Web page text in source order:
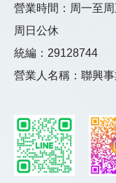
營業時間： 周一至
周日公休
統編：29128744
營業人名稱：聯興事